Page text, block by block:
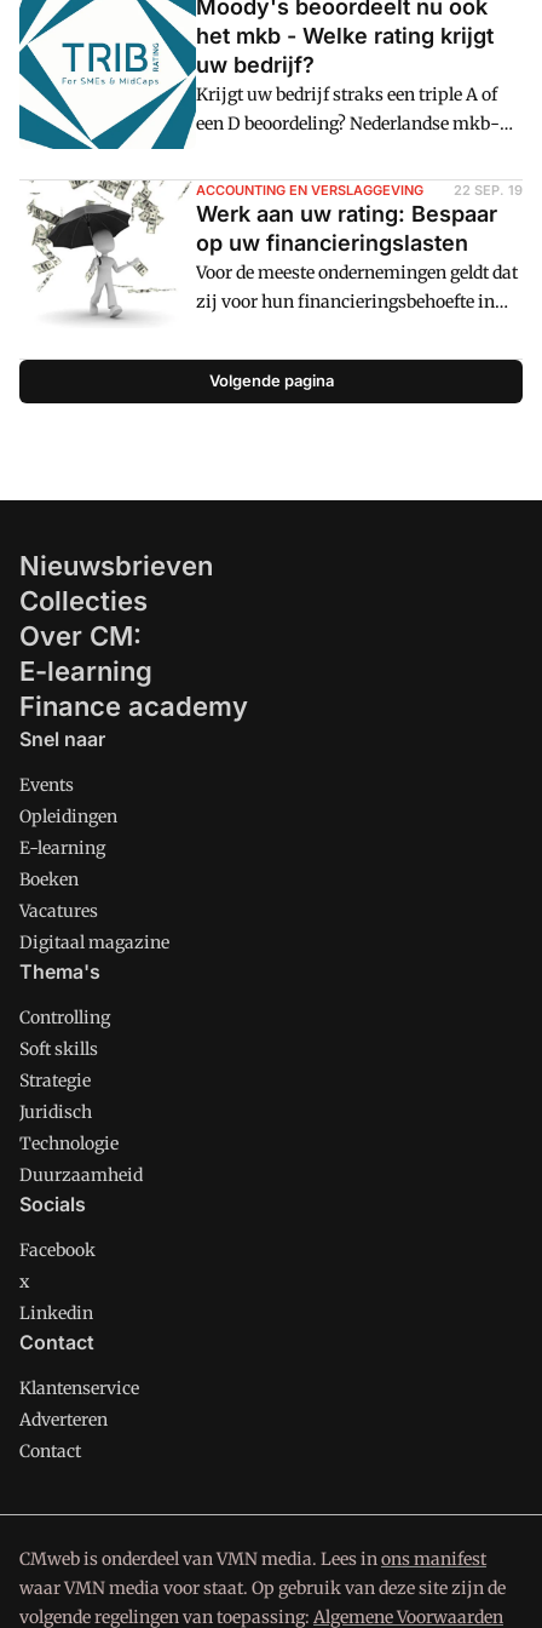
Moody's beoordeelt nu ook
het mkb - Welke rating krijgt
uw bedrijf?
Krijgt uw bedrijf straks een triple A of
een D beoordeling? Nederlandse mkb-
miljoen euro krijgen voortaan een
beoordeling van Moody's. Dit in
samenwerking met Euler Hermes, die
zelf een AA rating heeft. Met deze
'TRIBRating' kunt u in u00e9u00e9n
een bedrijf is en hoe de
kredietwaardigheid.
ACCOUNTING EN VERSLAGGEVING 22 SEP. 19
Werk aan uw rating: Bespaar
op uw financieringslasten
Voor de meeste ondernemingen geldt dat
zij voor hun financieringsbehoefte in
van externe financiers. Geldt dit ook
voor uw onderneming? Dan zult u
strengere eisen stelt aan de
gemerkt hebt dat de bank niet eens
vergroten en uw financieringslasten te
Volgende pagina
Nieuwsbrieven
Collecties
Over CM:
E-learning
Finance academy
Snel naar
Events
Opleidingen
E-learning
Boeken
Vacatures
Digitaal magazine
Thema's
Controlling
Soft skills
Strategie
Juridisch
Technologie
Duurzaamheid
Socials
Facebook
x
Linkedin
Contact
Klantenservice
Adverteren
Contact
CMweb is onderdeel van VMN media. Lees in ons manifest
waar VMN media voor staat. Op gebruik van deze site zijn de
volgende regelingen van toepassing: Algemene Voorwaarden